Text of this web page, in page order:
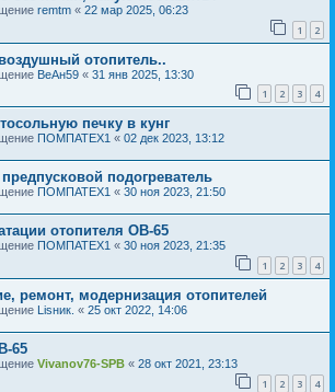
remtm « 22 мар 2025, 06:23
1 2
отопитель..
ВеАн59 « 31 янв 2025, 13:30
1 2 3 4
печку в кунг
ПОМПАТЕХ1 « 02 дек 2023, 13:12
подогреватель
ПОМПАТЕХ1 « 30 ноя 2023, 21:50
отопителя ОВ-65
ПОМПАТЕХ1 « 30 ноя 2023, 21:35
1 2 3 4
ремонт, модернизация отопителей
Lisник. « 25 окт 2022, 14:06
65
Vivanov76-SPB « 28 окт 2021, 23:13
1 2 3 4